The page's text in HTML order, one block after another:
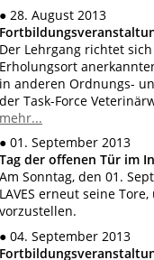
● 28. August 2013
Der Lehrgang richtet
Erholungsort
in anderen Ordnungs-
der Task-Force
mehr...
● 01. September 2013
Tag der offenen Tür im
Am Sonntag, den 01.
LAVES erneut seine
vorzustellen.
● 04. September 2013